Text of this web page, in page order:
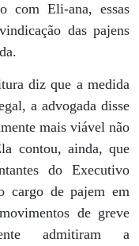
com Eli-ana, essas
das pajens
diz que a medida
a advogada disse
mais viável não
contou, ainda, que
do Executivo
cargo de pajem em
de greve
admitiram a